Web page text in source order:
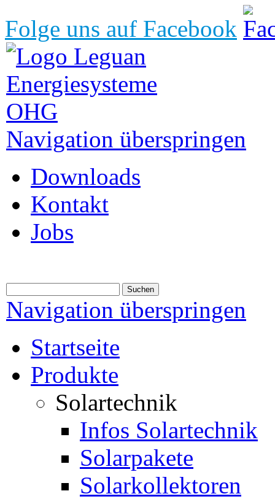
Folge uns auf Facebook
Navigation überspringen
Downloads
Kontakt
Jobs
Navigation überspringen
Startseite
Produkte
Solartechnik
Infos Solartechnik
Solarpakete
Solarkollektoren